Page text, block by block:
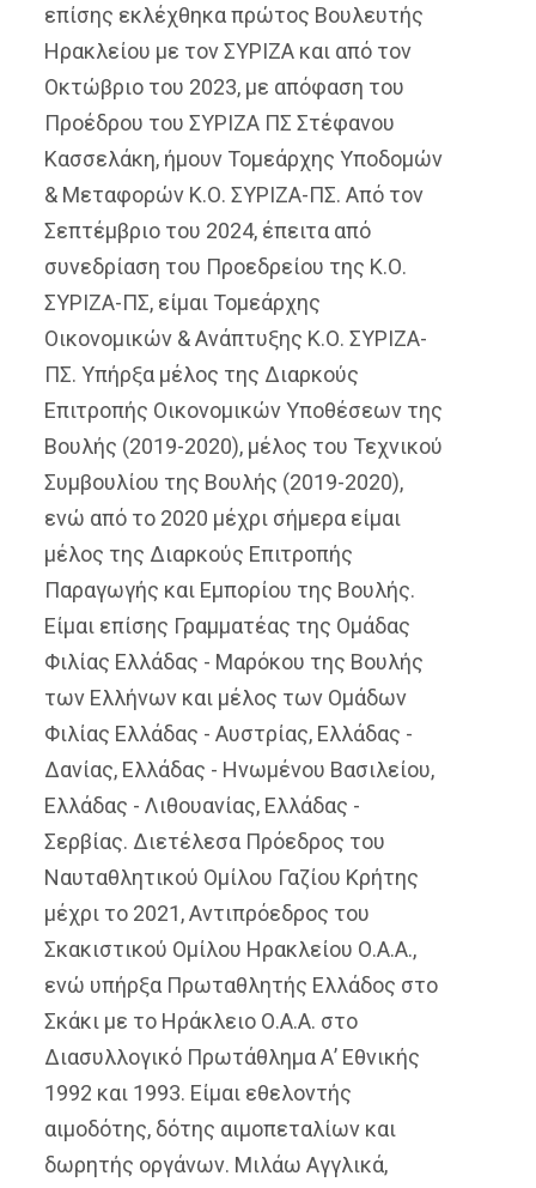
επίσης εκλέχθηκα πρώτος Βουλευτής
Ηρακλείου με τον ΣΥΡΙΖΑ και από τον
Οκτώβριο του 2023, με απόφαση του
Προέδρου του ΣΥΡΙΖΑ ΠΣ Στέφανου
Κασσελάκη, ήμουν Τομεάρχης Υποδομών
& Μεταφορών Κ.Ο. ΣΥΡΙΖΑ-ΠΣ. Από τον
Σεπτέμβριο του 2024, έπειτα από
συνεδρίαση του Προεδρείου της Κ.Ο.
ΣΥΡΙΖΑ-ΠΣ, είμαι Τομεάρχης
Οικονομικών & Ανάπτυξης Κ.Ο. ΣΥΡΙΖΑ-
ΠΣ.Υπήρξα μέλος της Διαρκούς
Επιτροπής Οικονομικών Υποθέσεων της
Βουλής (2019-2020), μέλος του Τεχνικού
Συμβουλίου της Βουλής (2019-2020),
ενώ από το 2020 μέχρι σήμερα είμαι
μέλος της Διαρκούς Επιτροπής
Παραγωγής και Εμπορίου της Βουλής.
Είμαι επίσης Γραμματέας της Ομάδας
Φιλίας Ελλάδας - Μαρόκου της Βουλής
των Ελλήνων και μέλος των Ομάδων
Φιλίας Ελλάδας - Αυστρίας, Ελλάδας -
Δανίας, Ελλάδας - Ηνωμένου Βασιλείου,
Ελλάδας - Λιθουανίας, Ελλάδας -
Σερβίας. Διετέλεσα Πρόεδρος του
Ναυταθλητικού Ομίλου Γαζίου Κρήτης
μέχρι το 2021, Αντιπρόεδρος του
Σκακιστικού Ομίλου Ηρακλείου Ο.Α.Α.,
ενώ υπήρξα Πρωταθλητής Ελλάδος στο
Σκάκι με το Ηράκλειο Ο.Α.Α. στο
Διασυλλογικό Πρωτάθλημα Α’ Εθνικής
1992 και 1993. Είμαι εθελοντής
αιμοδότης, δότης αιμοπεταλίων και
δωρητής οργάνων. Μιλάω Αγγλικά,